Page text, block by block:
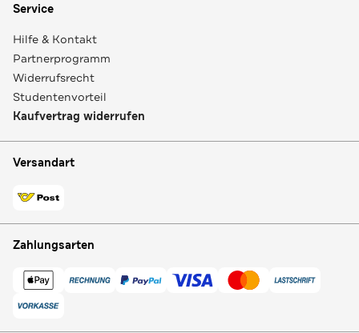
Service
Hilfe & Kontakt
Partnerprogramm
Widerrufsrecht
Studentenvorteil
Kaufvertrag widerrufen
Versandart
Zahlungsarten